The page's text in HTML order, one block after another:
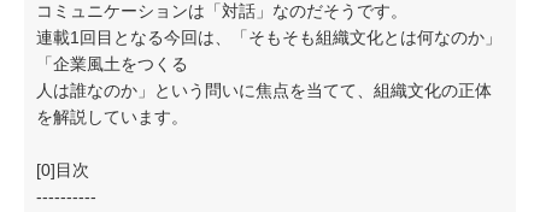
コミュニケーションは「対話」なのだそうです。
連載1回目となる今回は、「そもそも組織文化とは何なのか」
「企業風土をつくる
人は誰なのか」という問いに焦点を当てて、組織文化の正体
を解説しています。
[0]目次
----------